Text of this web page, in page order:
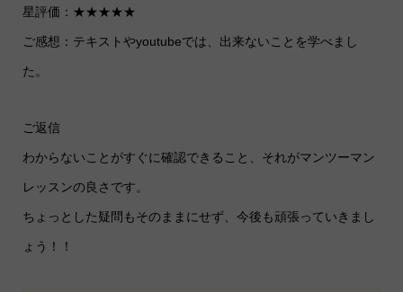
星評価：★★★★★
ご感想：テキストやyoutubeでは、出来ないことを学べまし
た。
ご返信
わからないことがすぐに確認できること、それがマンツーマン
レッスンの良さです。
ちょっとした疑問もそのままにせず、今後も頑張っていきまし
ょう！！